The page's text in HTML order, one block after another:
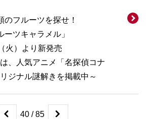
フルーツを探せ！
ーツキャラメル」
火）より新発売
、人気アニメ「名探偵コナ
ジナル謎解きを掲載中～
40 / 85